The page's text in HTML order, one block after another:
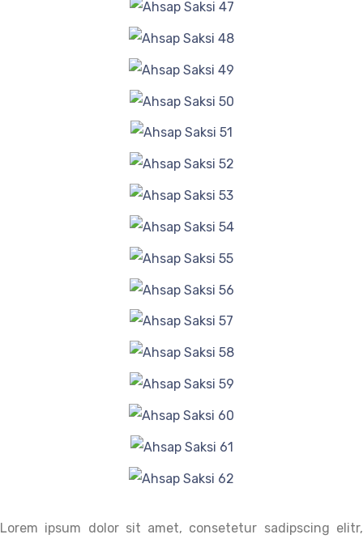
Lorem ipsum dolor sit amet, consetetur sadipscing elitr,